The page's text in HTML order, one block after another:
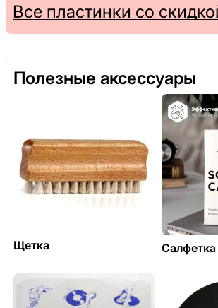
Все пластинки со
Полезные аксессуары
Щетка Салфетка